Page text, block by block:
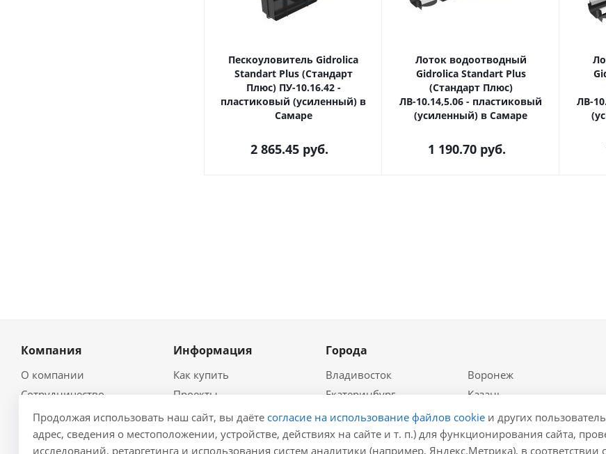
Пескоуловитель Gidrolica
Standart Plus (Стандарт
Плюс) ПУ-10.16.42 -
пластиковый (усиленный) в
Самаре
2 865.45 руб.
Лоток водоотводный
Gidrolica Standart Plus
(Стандарт Плюс)
ЛВ-10.14,5.06 - пластиковый
(усиленный) в Самаре
1 190.70 руб.
ЛВ-
Компания
О компании
Сотрудничество
Новости
Контакты
Информация
Как купить
Проекты
Глоссарий
Гидравлический
калькулятор
Города
Владивосток
Воронеж
Екатеринбург
Казань
Краснодар
Красноярск
Крым
Москва
Продолжая использовать наш сайт, вы даёте согласие на использование файлов cookieи других
адрес, сведения о местоположении, устройстве, действиях на сайте и т. п.) для функционирования сайта,
исследований, ретаргетинга и использования систем аналитики (например, Яндекс.Метрика), в соответствии